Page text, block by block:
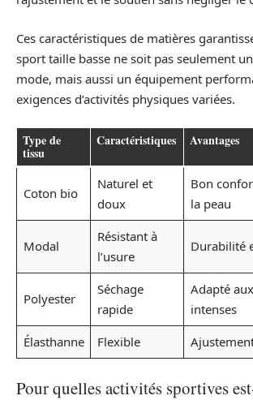
Ces caractéristiques de matières
sport taille basse ne soit pas seulement
mode, mais aussi un équipement
exigences d’activités physiques variées.
Type de
tissu
Caractéristiques Avantages
Coton bio
Naturel et
doux
Bon
la peau
Modal
Résistant à
l’usure
Durabilité
Polyester
Séchage
rapide
Adapté
intenses
Élasthanne
Flexible
Pour quelles activités sportives